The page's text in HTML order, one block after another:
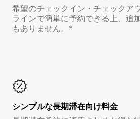
希望のチェックイン・チェックア
ラインで簡単に予約できる上、追
もありません。*
シンプルな長期滞在向け料金